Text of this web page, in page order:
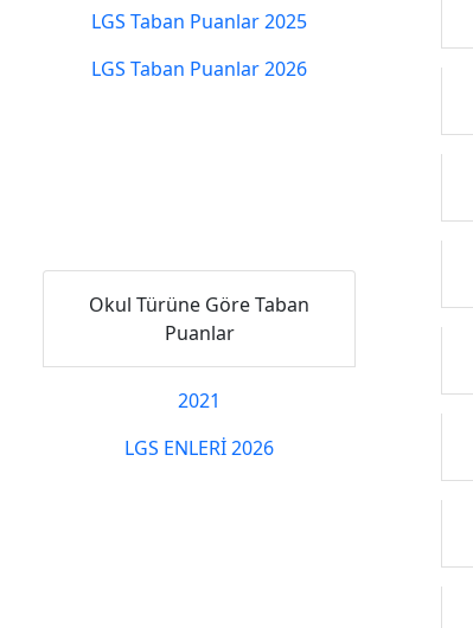
LGS Taban Puanlar 2025
LGS Taban Puanlar 2026
Okul Türüne Göre Taban
Puanlar
2021
LGS ENLERİ 2026